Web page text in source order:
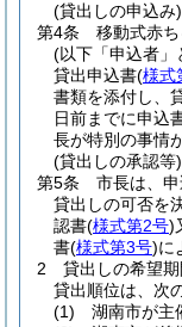
(貸出しの申込み)
第4条
移動式赤
(以下「申込者」
貸出申込書(様式
書類を添付し、
日前までに申込
長が特別の事情
(貸出しの承認等)
第5条
市長は、
貸出しの可否を
認書(様式第2号)
書(様式第3号)に
2
貸出しの希望
貸出順位は、次
(1)
湖南市が主